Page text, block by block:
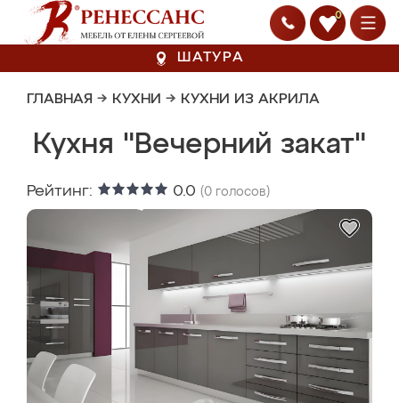
0
ШАТУРА
ГЛАВНАЯ → КУХНИ → КУХНИ ИЗ АКРИЛА
Кухня "Вечерний закат"
Рейтинг: 0.0 (0 голосов)